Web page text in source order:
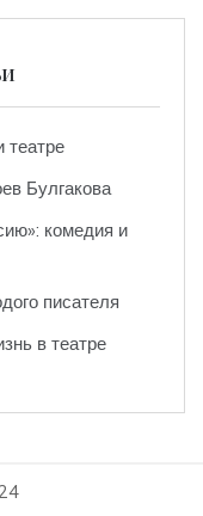
театре
Булгакова
комедия и
писателя
в театре